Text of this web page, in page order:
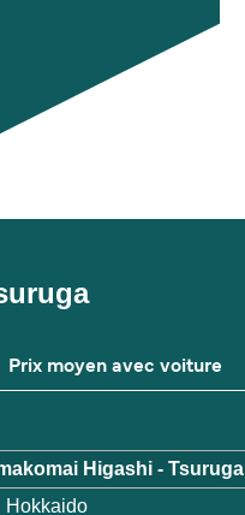
Prix moyen avec voiture
Higashi - Tsuruga
Hokkaido